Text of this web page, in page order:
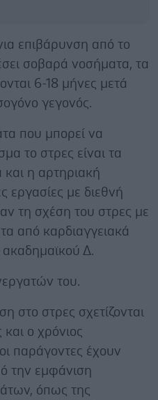
επιβάρυνση από το
σοβαρά νοσήματα, τα
6-18 μήνες μετά
γεγονός.
που μπορεί να
το στρες είναι τα
και η αρτηριακή
εργασίες με διεθνή
τη σχέση του στρες με
από καρδιαγγειακά
Δ.
του.
στο στρες σχετίζονται
και ο χρόνιος
παράγοντες έχουν
την εμφάνιση
όπως της